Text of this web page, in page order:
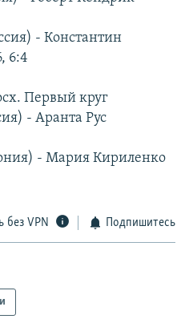
- Константин
6:4
Первый круг
- Аранта Рус
- Мария Кириленко
без VPN Подпишитесь